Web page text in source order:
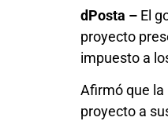
dPosta – El
proyecto
impuesto a
Afirmó que la
proyecto a